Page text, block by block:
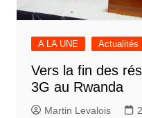
A LA UNE Actualités
Vers la fin des
3G au Rwanda
Martin Levalois